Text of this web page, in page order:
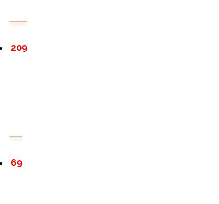
209
69